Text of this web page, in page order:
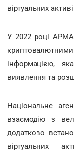
віртуальних
У 2022 році АРМА
інформацією,
виявлення та
Національне
взаємодію з
додатково
віртуальних